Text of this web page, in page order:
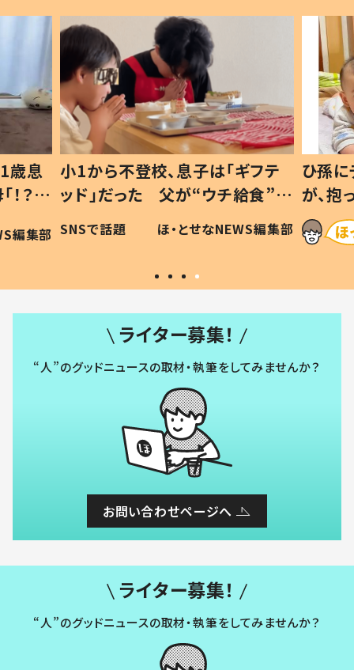
歳息
？」
編集部
小1から不登校、息子は「ギフテ
ッド」だった 父が“ウチ給食”を
作り続ける理由とは #令和の親
#令和の子
SNSで話題 ほ・とせなNEWS編集部
ひ孫
が、
「涙が
い」
ライター募集！
“人”のグッドニュースの取材・執筆をしてみませんか？
お問い合わせページへ
ライター募集！
“人”のグッドニュースの取材・執筆をしてみませんか？